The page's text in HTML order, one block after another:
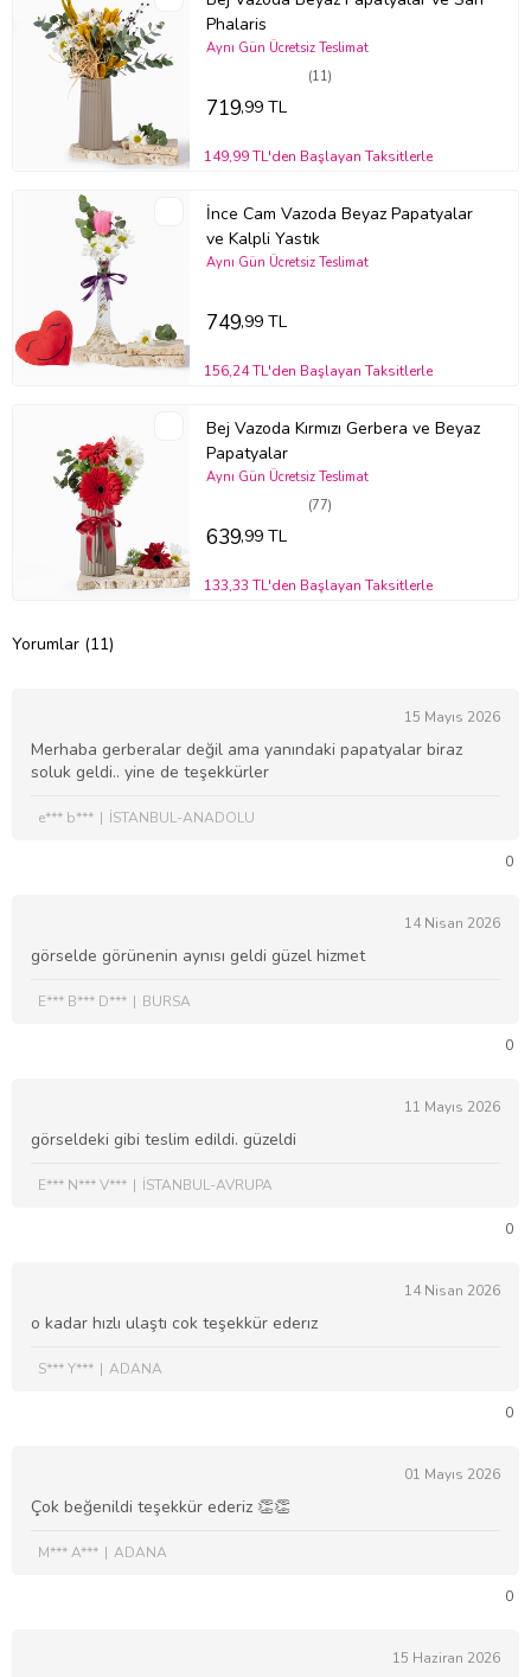
Phalaris
(11)
Aynı Gün Ücretsiz Teslimat
719,99 TL
149,99 TL'den Başlayan Taksitlerle
İnce Cam Vazoda Beyaz Papatyalar
ve Kalpli Yastık
Aynı Gün Ücretsiz Teslimat
749,99 TL
156,24 TL'den Başlayan Taksitlerle
Bej Vazoda Kırmızı Gerbera ve Beyaz
Papatyalar
(77)
Aynı Gün Ücretsiz Teslimat
639,99 TL
133,33 TL'den Başlayan Taksitlerle
Yorumlar (11)
15 Mayıs 2026
Merhaba gerberalar değil ama yanındaki papatyalar biraz
soluk geldi.. yine de teşekkürler
e*** b*** İSTANBUL-ANADOLU
0
14 Nisan 2026
görselde görünenin aynısı geldi güzel hizmet
E*** B*** D*** BURSA
0
11 Mayıs 2026
görseldeki gibi teslim edildi. güzeldi
E*** N*** V*** İSTANBUL-AVRUPA
0
14 Nisan 2026
o kadar hızlı ulaştı cok teşekkür ederız
S*** Y*** ADANA
0
01 Mayıs 2026
Çok beğenildi teşekkür ederiz 👏👏
M*** A*** ADANA
0
15 Haziran 2026